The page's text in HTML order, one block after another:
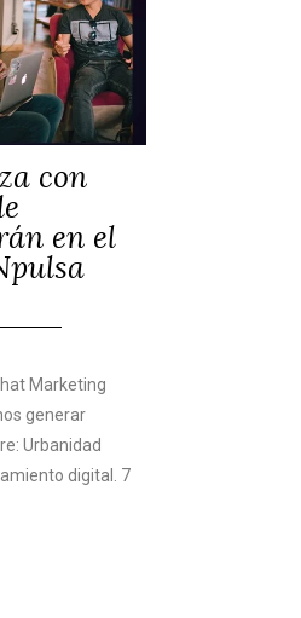
con
en el
Marketing
generar
Urbanidad
digital. 7